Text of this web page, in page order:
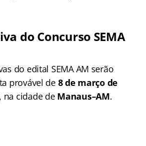
do Concurso SEMA
do edital SEMA AM serão
provável de 8 de março de
, na cidade de Manaus–AM.